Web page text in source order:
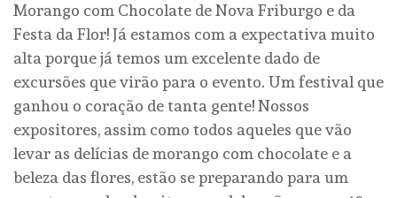
Morango com Chocolate de Nova Friburgo e da
Festa da Flor! Já estamos com a expectativa muito
alta porque já temos um excelente dado de
excursões que virão para o evento. Um festival que
ganhou o coração de tanta gente! Nossos
expositores, assim como todos aqueles que vão
levar as delícias de morango com chocolate e a
beleza das flores, estão se preparando para um